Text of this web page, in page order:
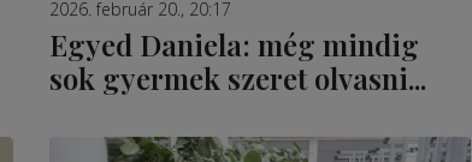
2026. február 20., 20:17
Egyed Daniela: még mindig
sok gyermek szeret olvasni...